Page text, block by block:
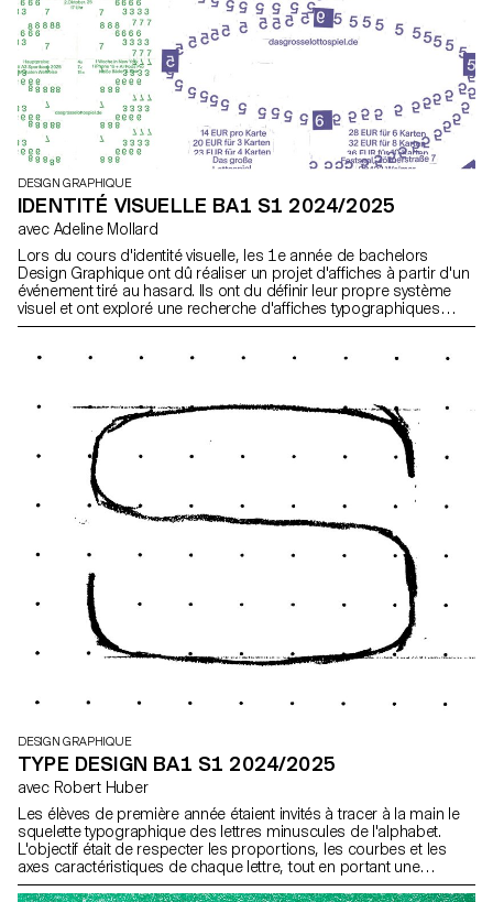
DESIGN GRAPHIQUE
IDENTITÉ VISUELLE BA1 S1 2024/2025
avec Adeline Mollard
Lors du cours d'identité visuelle, les 1e année de bachelors
Design Graphique ont dû réaliser un projet d'affiches à partir d'un
événement tiré au hasard. Ils ont du définir leur propre système
visuel et ont exploré une recherche d'affiches typographiques
réalisées à la main. L'identité visuelle de l'événement a été
d'un carnet de recherche regroupant l'ensemble de leur
DESIGN GRAPHIQUE
TYPE DESIGN BA1 S1 2024/2025
avec Robert Huber
Les élèves de première année étaient invités à tracer à la main le
squelette typographique des lettres minuscules de l'alphabet.
L'objectif était de respecter les proportions, les courbes et les
axes caractéristiques de chaque lettre, tout en portant une
attention particulière à la cohérence visuelle et à la régularité du